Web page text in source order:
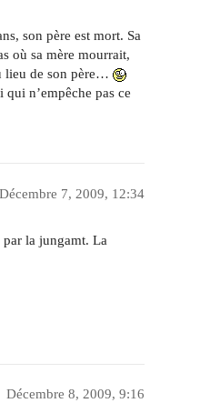
son père est mort. Sa
où sa mère mourrait,
lieu de son père…
n’empêche pas ce
Décembre 7, 2009, 12:34
par la jungamt. La
Décembre 8, 2009, 9:16